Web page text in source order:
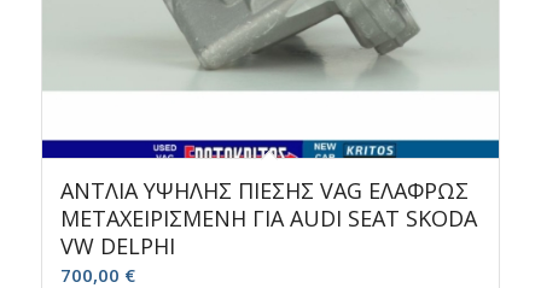
ΑΝΤΛΙΑ ΥΨΗΛΗΣ ΠΙΕΣΗΣ VAG ΕΛΑΦΡΩΣ
ΜΕΤΑΧΕΙΡΙΣΜΕΝΗ ΓΙΑ AUDI SEAT SKODA
VW DELPHI
700,00 €